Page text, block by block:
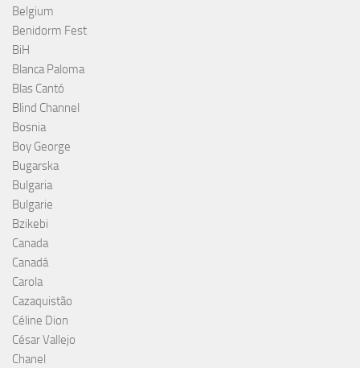
Belgium
Benidorm Fest
BiH
Blanca Paloma
Blas Cantó
Blind Channel
Bosnia
Boy George
Bugarska
Bulgaria
Bulgarie
Bzikebi
Canada
Canadá
Carola
Cazaquistão
Céline Dion
César Vallejo
Chanel